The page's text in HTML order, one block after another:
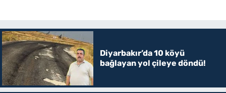
Diyarbakır’da 10 köyü
bağlayan yol çileye döndü!